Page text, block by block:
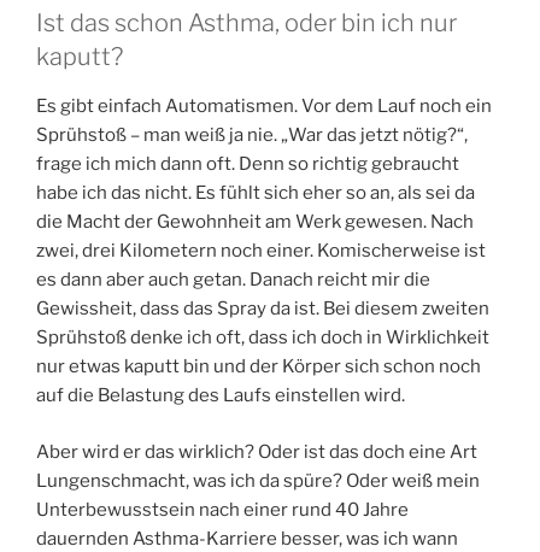
Ist das schon Asthma, oder bin ich nur
kaputt?
Es gibt einfach Automatismen. Vor dem Lauf noch ein
Sprühstoß – man weiß ja nie. „War das jetzt nötig?“,
frage ich mich dann oft. Denn so richtig gebraucht
habe ich das nicht. Es fühlt sich eher so an, als sei da
die Macht der Gewohnheit am Werk gewesen. Nach
zwei, drei Kilometern noch einer. Komischerweise ist
es dann aber auch getan. Danach reicht mir die
Gewissheit, dass das Spray da ist. Bei diesem zweiten
Sprühstoß denke ich oft, dass ich doch in Wirklichkeit
nur etwas kaputt bin und der Körper sich schon noch
auf die Belastung des Laufs einstellen wird.
Aber wird er das wirklich? Oder ist das doch eine Art
Lungenschmacht, was ich da spüre? Oder weiß mein
Unterbewusstsein nach einer rund 40 Jahre
dauernden Asthma-Karriere besser, was ich wann